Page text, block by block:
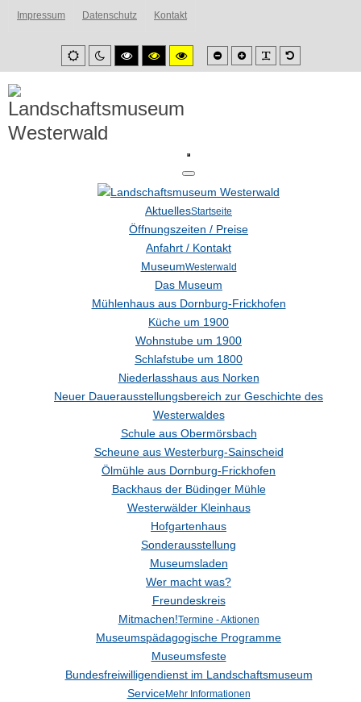
Impressum Datenschutz Kontakt
Default
mode
Night
mode
High
contrast
High
contrast
High
contrast
Smaller
font
Larger
font
Default
font
AktuellesStartseite
Öffnungszeiten / Preise
Anfahrt / Kontakt
MuseumWesterwald
Das Museum
Mühlenhaus aus Dornburg-Frickhofen
Küche um 1900
Wohnstube um 1900
Schlafstube um 1800
Niederlasshaus aus Norken
Neuer Dauerausstellungsbereich zur Geschichte des
Westerwaldes
Schule aus Obermörsbach
Scheune aus Westerburg-Sainscheid
Ölmühle aus Dornburg-Frickhofen
Backhaus der Büdinger Mühle
Westerwälder Kleinhaus
Hofgartenhaus
Sonderausstellung
Museumsladen
Wer macht was?
Freundeskreis
Mitmachen!Termine - Aktionen
Museumspädagogische Programme
Museumsfeste
Bundesfreiwilligendienst im Landschaftsmuseum
ServiceMehr Informationen